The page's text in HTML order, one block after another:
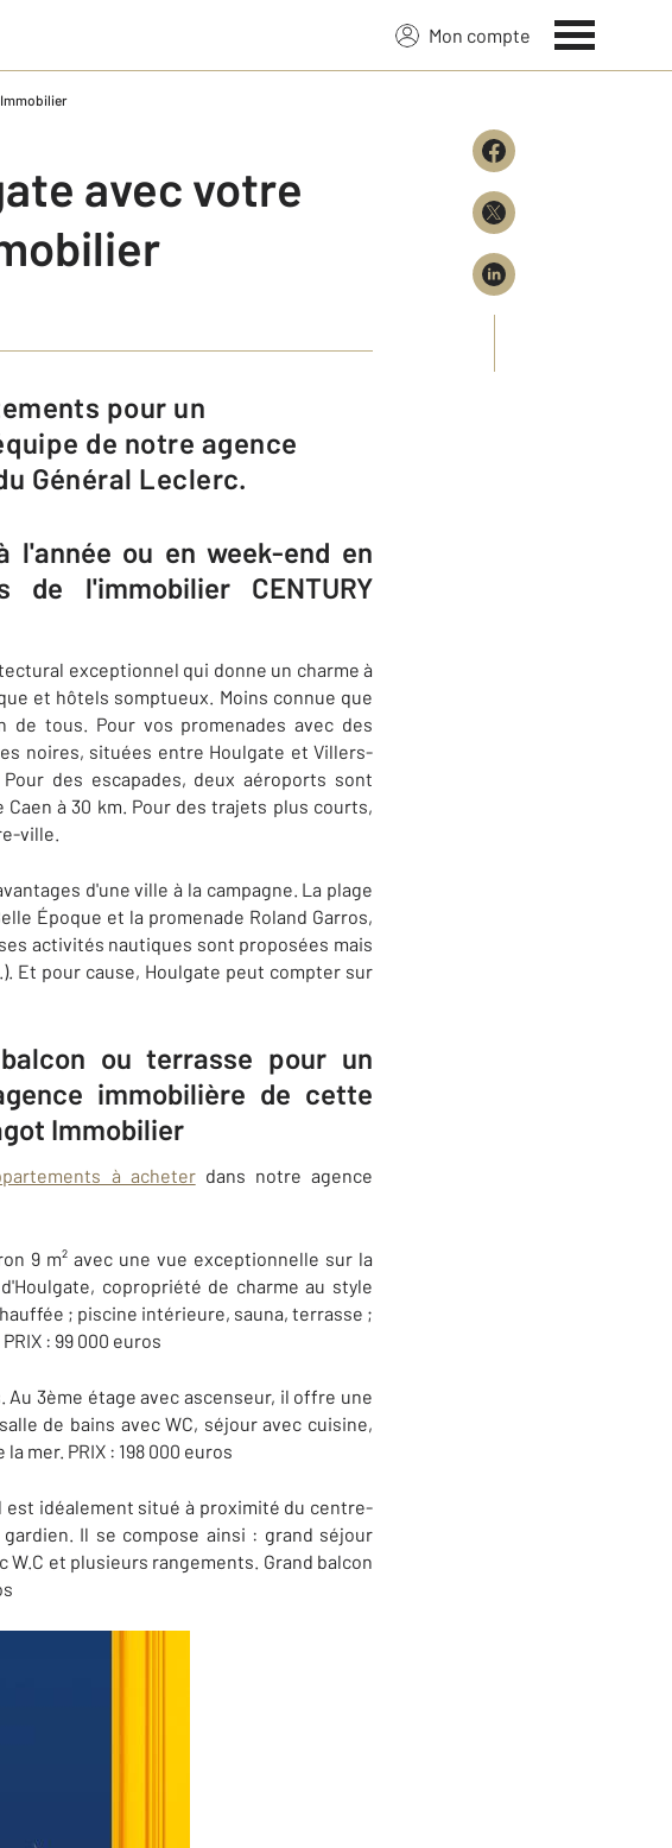
Mon compte
Immobilier
avec votre
de notre agence
Général Leclerc.
l'année ou en week-end en
l'immobilier CENTURY
exceptionnel qui donne un charme à
et hôtels somptueux. Moins connue que
tous. Pour vos promenades avec des
noires, situées entre Houlgate et Villers-
des escapades, deux aéroports sont
à 30 km. Pour des trajets plus courts,
ville.
d'une ville à la campagne. La plage
Époque et la promenade Roland Garros,
activités nautiques sont proposées mais
Et pour cause, Houlgate peut compter sur
ou terrasse pour un
immobilière de cette
Immobilier
à acheterdans notre agence
9 m² avec une vue exceptionnelle sur la
copropriété de charme au style
; piscine intérieure, sauna, terrasse ;
: 99 000 euros
3ème étage avec ascenseur, il offre une
de bains avec WC, séjour avec cuisine,
mer. PRIX : 198 000 euros
est idéalement situé à proximité du centre-
Il se compose ainsi : grand séjour
W.C et plusieurs rangements. Grand balcon